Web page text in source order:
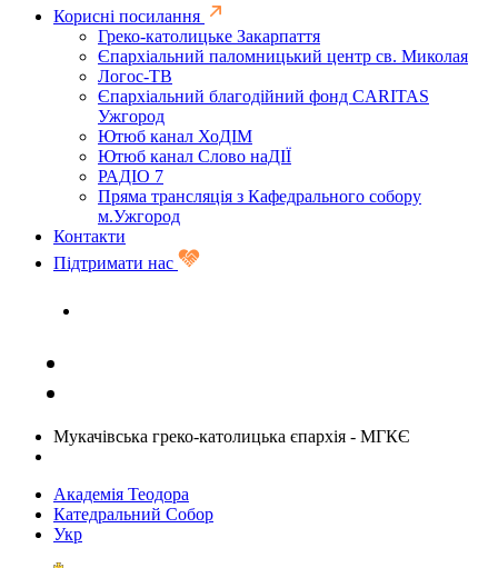
Корисні посилання
Греко-католицьке Закарпаття
Єпархіальний паломницький центр св. Миколая
Логос-ТВ
Єпархіальний благодійний фонд CARITAS
Ужгород
Ютюб канал ХоДІМ
Ютюб канал Слово наДІЇ
РАДІО 7
Пряма трансляція з Кафедрального собору
м.Ужгород
Контакти
Підтримати нас
Мукачівська греко-католицька єпархія - МГКЄ
Академія Теодора
Катедральний Собор
Укр